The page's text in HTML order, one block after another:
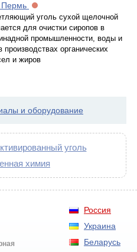
Пермь
уголь сухой щелочной
для очистки сиропов в
промышленности, воды и
производствах органических
и жиров
и оборудование
уголь
химия
Россия
Украина
Беларусь